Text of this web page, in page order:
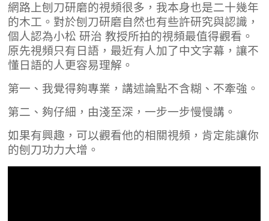
網路上刨刀研磨的視頻很多，我本身也是二十幾年
的木工。對於刨刀研磨自然也有些許研究與認識，
個人認為小松 研治 教授所拍的視頻最值得觀看。
原先視頻只有日語，最近有人加了中文字幕，讓不
懂日語的人更容易理解。
第一、我覺得夠專業，講述論點不含糊、不牽強。
第二、夠仔細，由淺至深，一步一步慢慢講。
如果有興趣，可以觀看他的相關視頻，肯定能讓你
的刨刀功力大增。